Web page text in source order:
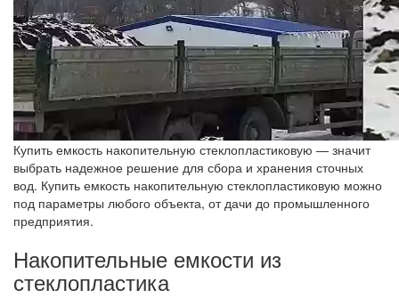
Купить емкость накопительную стеклопластиковую — значит
выбрать надежное решение для сбора и хранения сточных
вод. Купить емкость накопительную стеклопластиковую можно
под параметры любого объекта, от дачи до промышленного
предприятия.
Накопительные емкости из
стеклопластика